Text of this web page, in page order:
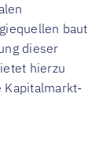
baut
dieser
hierzu
Kapitalmarkt-